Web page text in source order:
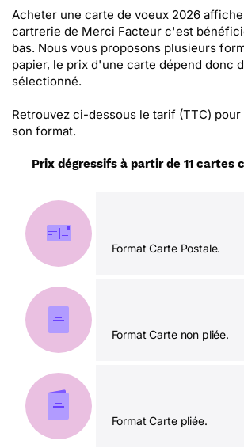
Acheter une carte de voeux 2026
cartrerie de Merci Facteur c'est
bas. Nous vous proposons plusieurs
papier, le prix d'une carte dépend donc
sélectionné.
Retrouvez ci-dessous le tarif (TTC)
son format.
Prix dégressifs à partir de 11 cartes
Format Carte Postale.
Format Carte non pliée.
Format Carte pliée.